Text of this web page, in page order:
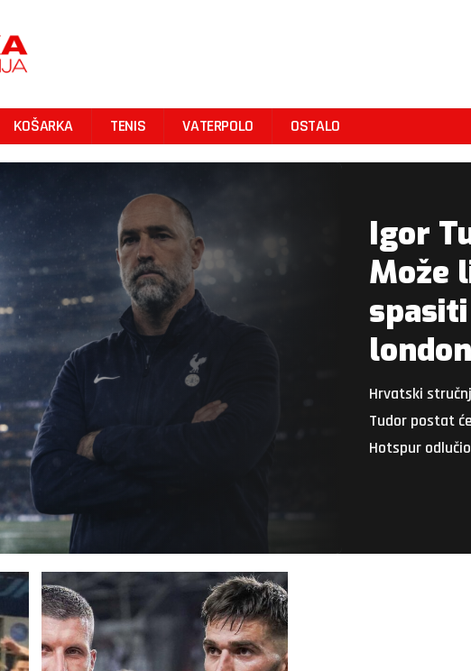
KOŠARKA TENIS VATERPOLO OSTALO
Igor
Može
Hrvatski
Tudor postat
Hotspur